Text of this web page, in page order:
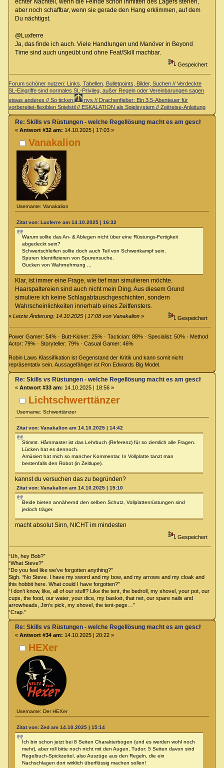
echter Nachteil, wenn die Feinde schon inmitten des Lagers stehen,
aber noch schaffbar, wenn sie gerade den Hang erklimmen, auf dem
Du nächtigst.
@Luxferre
Ja, das finde ich auch. Viele Handlungen und Manöver in Beyond
Time sind auch ungeübt und ohne Feat/Skill machbar.
Gespeichert
Forum schöner nutzen: Links, Tabellen, Bulletpoints, Bilder, Suchen // Verdeckte
SL-Eingriffe sind normales SL-Privileg, außer Regeln oder Vereinbarungen sagen
etwas anderes // So ticken
nys // Drachenfieber: Ein 3.5-Abenteuer für
vorbereitet-flexiblen Spielstil // ESKALATION als Spielsystem // Zeitreise-Anleitung
Vanakalion
Username: Vanakalion
Re: Skills vs Rüstungen - welche Regellösung macht es am
« Antwort #32 am: 14.10.2025 | 17:03 »
Zitat von: Luxferre am 14.10.2025 | 16:32
Warum sollte das An- & Ablegen nicht über eine Rüstungs-Fertigkeit
abgedeckt sein?
Schwertschleifen sollte doch auch Teil von Schwertkampf sein.
Spuren Identifizieren von Spurensuche.
Gucken von Wahrnehmung ...
Klar, ist immer eine Frage, wie tief man simulieren möchte.
Haarspaltereien sind auch nicht mein Ding. Aus diesem Grund
simuliere ich keine Schlagabtauschgeschichten, sondern
Wahrscheinlichkeiten innerhalb eines Zeitfensters.
«Letzte Änderung: 14.10.2025 | 17:08 von Vanakalion » Gespeichert
Power Gamer: 54% · Butt-Kicker: 25% · Tactician: 88% · Specialist: 50% · Method
Actor: 79% · Storyteller: 79% · Casual Gamer: 46%
Robin Laws Klassifikation ist Gegenstand der Kritik und kann somit nicht
repräsentativ sein. Aussagefähiger ist Ron Edwards Big Model.
Lichtschwerttänzer
Username: Schwerttänzer
Re: Skills vs Rüstungen - welche Regellösung macht es am
« Antwort #33 am: 14.10.2025 | 18:56 »
Zitat von: Vanakalion am 14.10.2025 | 14:42
Stimmt. Hârnmaster ist das Lehrbuch (Referenz) für so ziemlich alle Fragen.
Lücken hat es dennoch.
Amüsiert hat mich so mancher Kommentar. In Vollplatte tanzt man
bestenfalls den Robot (in Zeitlupe).
kannst du versuchen das zu begründen?
Zitat von: Vanakalion am 14.10.2025 | 15:10
Beide bieten annähernd den selben Schutz, Vollplattenrüstungen sind
jedoch träger.
macht absolut Sinn, NICHT im mindesten
Gespeichert
“Uh, hey Bob?”
“What Steve?”
“Do you feel like we’ve forgotten anything?”
Sigh. “No Steve. I have my sword and my bow, and my arrows and my cloak and
this hobbit here. What could I have forgotten?”
“I don’t know, like, all of our stuff? Like the tent, the bedroll, my shovel, your pot, our
cups, the food, our water, your dice, my basket, that net, our spare nails and
arrowheads, Jim’s pick, my shovel, the tent-pegs…”
“Crap.”
HEXer
Username: Der HEXer
Re: Skills vs Rüstungen - welche Regellösung macht es am
« Antwort #34 am: 14.10.2025 | 20:22 »
Zitat von: Zed am 14.10.2025 | 15:14
Ich bin schon jetzt bei 8 Seiten Charakterbogen (und es werden wohl noch
mehr), aber roll bitte noch nicht mit den Augen, Tudor: 5 Seiten davon sind
Regelbuch-Spickzettel, also Auszüge aus den Regeln, die ein
Nachschlagen dort wirklich überflüssig machen sollen!